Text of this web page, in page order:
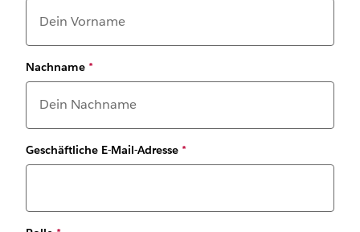
Nachname *
Geschäftliche E-Mail-Adresse *